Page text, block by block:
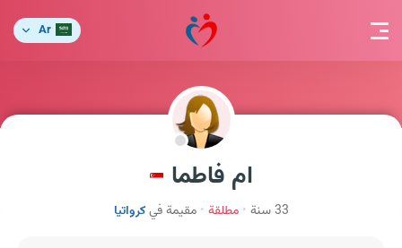
Ar
ام فاطما
33 سنة مطلقة مقيمة فيكرواتيا